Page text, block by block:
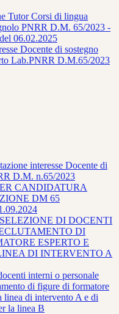
Tutor Corsi di lingua
PNRR D.M. 65/2023 -
06.02.2025
Docente di sostegno
Lab.PNRR D.M.65/2023
interesse Docente di
D.M. n.65/2023
CANDIDATURA
DM 65
DI DOCENTI
DI
ESPERTO E
DI INTERVENTO A
interni o personale
di figure di formatore
linea di intervento A e di
la linea B